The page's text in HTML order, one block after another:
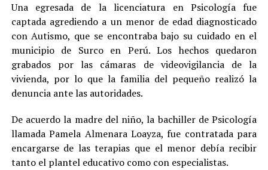
Una egresada de la licenciatura en Psicología fue
captada agrediendo a un menor de edad diagnosticado
con Autismo, que se encontraba bajo su cuidado en el
municipio de Surco en Perú. Los hechos quedaron
grabados por las cámaras de videovigilancia de la
vivienda, por lo que la familia del pequeño realizó la
denuncia ante las autoridades.
De acuerdo la madre del niño, la bachiller de Psicología
llamada Pamela Almenara Loayza, fue contratada para
encargarse de las terapias que el menor debía recibir
tanto el plantel educativo como con especialistas.